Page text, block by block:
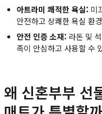
아트라미 쾌적한 욕실: 미
안전하고 상쾌한 욕실 환
안전 인증 소재: 라돈 및
족이 안심하고 사용할 수
왜 신혼부부 선